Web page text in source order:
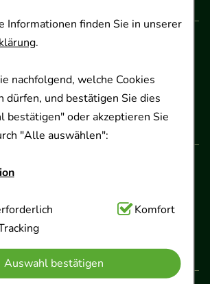
Informationen finden Sie in unserer
.
nachfolgend, welche Cookies
dürfen, und bestätigen Sie dies
bestätigen" oder akzeptieren Sie
"Alle auswählen":
Hierbei handelt es sich um
Grundfunktionen unserer
sind (z.B. Navigation,
weshalb auf diese nicht
Komfort
Auswahl bestätigen